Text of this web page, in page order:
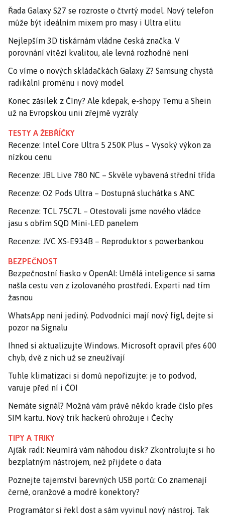
Řada Galaxy S27 se rozroste o čtvrtý model. Nový telefon
může být ideálním mixem pro masy i Ultra elitu
Nejlepším 3D tiskárnám vládne česká značka. V
porovnání vítězí kvalitou, ale levná rozhodně není
Co víme o nových skládačkách Galaxy Z? Samsung chystá
radikální proměnu i nový model
Konec zásilek z Číny? Ale kdepak, e-shopy Temu a Shein
už na Evropskou unii zřejmě vyzrály
TESTY A ŽEBŘÍČKY
Recenze: Intel Core Ultra 5 250K Plus – Vysoký výkon za
nízkou cenu
Recenze: JBL Live 780 NC – Skvěle vybavená střední třída
Recenze: O2 Pods Ultra – Dostupná sluchátka s ANC
Recenze: TCL 75C7L – Otestovali jsme nového vládce
jasu s obřím SQD Mini-LED panelem
Recenze: JVC XS-E934B – Reproduktor s powerbankou
BEZPEČNOST
Bezpečnostní fiasko v OpenAI: Umělá inteligence si sama
našla cestu ven z izolovaného prostředí. Experti nad tím
žasnou
WhatsApp není jediný. Podvodníci mají nový fígl, dejte si
pozor na Signalu
Ihned si aktualizujte Windows. Microsoft opravil přes 600
chyb, dvě z nich už se zneužívají
Tuhle klimatizaci si domů nepořizujte: je to podvod,
varuje před ní i ČOI
Nemáte signál? Možná vám právě někdo krade číslo přes
SIM kartu. Nový trik hackerů ohrožuje i Čechy
TIPY A TRIKY
Ajťák radí: Neumírá vám náhodou disk? Zkontrolujte si ho
bezplatným nástrojem, než přijdete o data
Poznejte tajemství barevných USB portů: Co znamenají
černé, oranžové a modré konektory?
Programátor si řekl dost a sám vyvinul nový nástroj. Tak